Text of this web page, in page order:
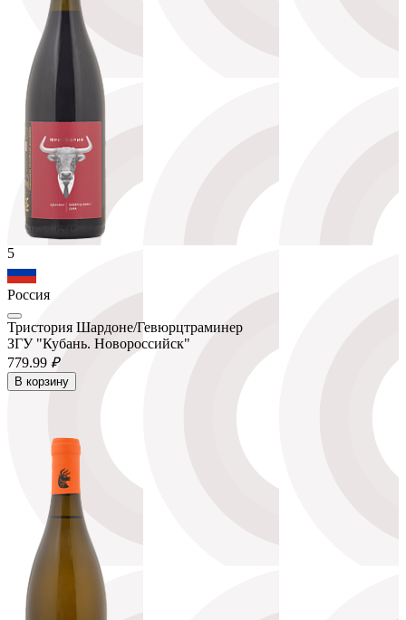
5
Россия
Тристория Шардоне/Гевюрцтраминер
ЗГУ "Кубань. Новороссийск"
779.99 ₽
В корзину